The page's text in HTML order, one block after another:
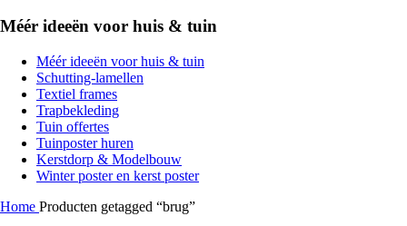
Méér ideeën voor huis & tuin
Méér ideeën voor huis & tuin
Schutting-lamellen
Textiel frames
Trapbekleding
Tuin offertes
Tuinposter huren
Kerstdorp & Modelbouw
Winter poster en kerst poster
Home Producten getagged “brug”